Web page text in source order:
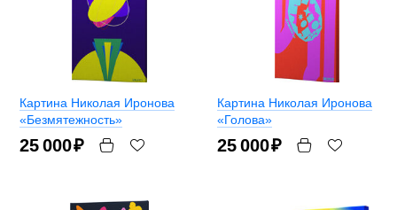
Картина Николая Иронова
«Безмятежность»
25 000₽
Картина Николая Иронова
«Голова»
25 000₽